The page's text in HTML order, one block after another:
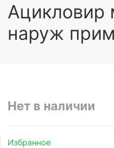
Ацикловир
наруж
Нет в наличии
Избранное